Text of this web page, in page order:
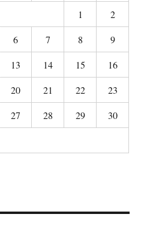
1
2
6 7 8
9
13 14 15
16
20 21 22
23
27 28 29
30